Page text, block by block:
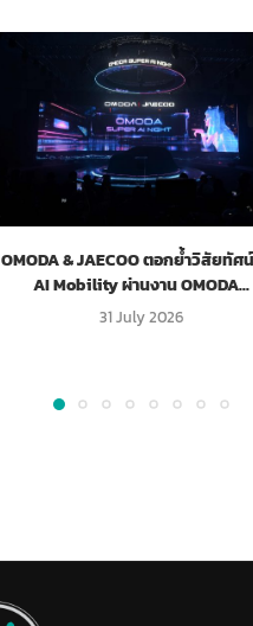
OMODA & JAECOO ตอกย้ำวิสัยทัศ
AI Mobility ผ่านงาน OMODA...
31 July 2026